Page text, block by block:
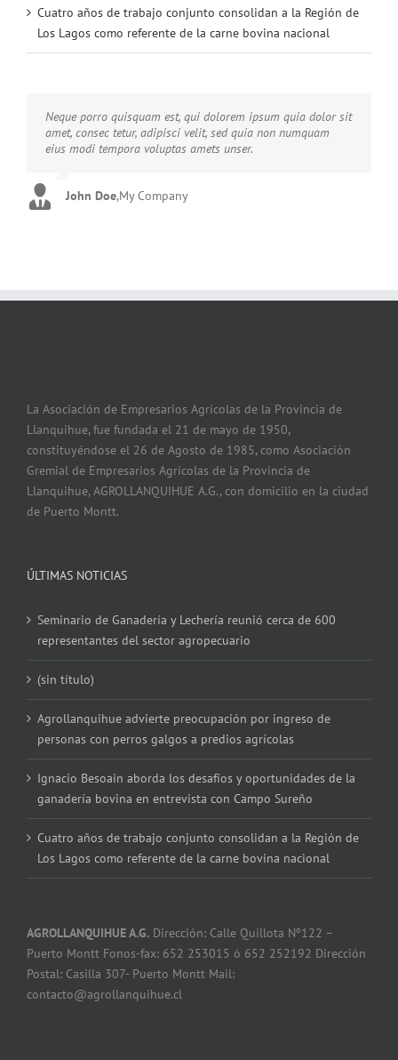
Cuatro años de trabajo conjunto consolidan a la Región de
Los Lagos como referente de la carne bovina nacional
Neque porro quisquam est, qui dolorem ipsum quia dolor sit
amet, consec tetur, adipisci velit, sed quia non numquam
eius modi tempora voluptas amets unser.
John Doe,My Company
Aliquam erat volutpat. Quisque at est id ligula facilisis
laoreet eget pulvinar nibh. Suspendisse at ultrices dui.
Curabitur ac felis arcu sadips ipsums fugiats nemis.
Luke Beck,Theme Fusion
La Asociación de Empresarios Agrícolas de la Provincia de
Llanquihue, fue fundada el 21 de mayo de 1950,
constituyéndose el 26 de Agosto de 1985, como Asociación
Gremial de Empresarios Agrícolas de la Provincia de
Llanquihue, AGROLLANQUIHUE A.G., con domicilio en la ciudad
de Puerto Montt.
ÚLTIMAS NOTICIAS
Seminario de Ganadería y Lechería reunió cerca de 600
representantes del sector agropecuario
(sin título)
Agrollanquihue advierte preocupación por ingreso de
personas con perros galgos a predios agrícolas
Ignacio Besoain aborda los desafíos y oportunidades de la
ganadería bovina en entrevista con Campo Sureño
Cuatro años de trabajo conjunto consolidan a la Región de
Los Lagos como referente de la carne bovina nacional
AGROLLANQUIHUE A.G. Dirección: Calle Quillota Nº122 –
Puerto Montt Fonos-fax: 652 253015 ó 652 252192 Dirección
Postal: Casilla 307- Puerto Montt Mail:
contacto@agrollanquihue.cl